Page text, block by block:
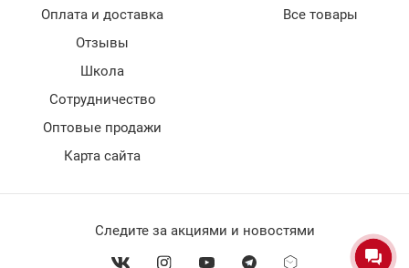
Оплата и доставка
Отзывы
Школа
Сотрудничество
Оптовые продажи
Карта сайта
Все товары
Следите за акциями и новостями